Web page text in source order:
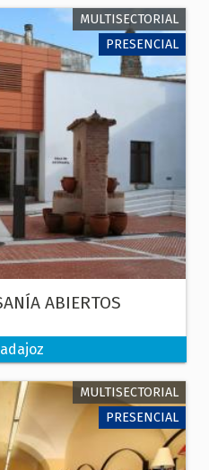
MULTISECTORIAL
PRESENCIAL
ABIERTOS
MULTISECTORIAL
PRESENCIAL